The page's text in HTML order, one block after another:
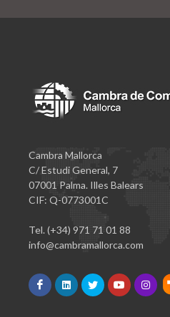
Cambra Mallorca
C/ Estudi General, 7
07001 Palma. Illes Balears
CIF: Q-0773001C
Tel. (+34) 971 71 01 88
info@cambramallorca.com